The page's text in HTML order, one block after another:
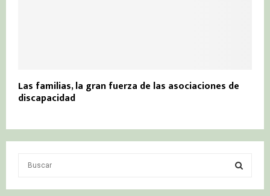
Las familias, la gran fuerza de las asociaciones de
discapacidad
S